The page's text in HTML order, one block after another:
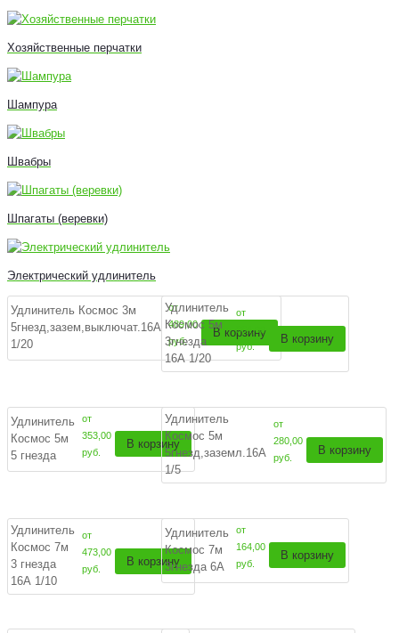
Хозяйственные перчатки
Шампура
Швабры
Шпагаты (веревки)
Электрический удлинитель
Удлинитель Космос 3м
5гнезд,зазем,выключат.16А
1/20
от
489,00
руб.
В корзину
Удлинитель
Космос 5м
3гнезда
16А 1/20
от
364,00
руб.
В корзину
Удлинитель
Космос 5м
5 гнезда
от
353,00
руб.
В корзину
Удлинитель
Космос 5м
5гнезд,заземл.16А
1/5
от
280,00
руб.
В корзину
Удлинитель
Космос 7м
3 гнезда
16А 1/10
от
473,00
руб.
В корзину
Удлинитель
Космос 7м
3гнезда 6А
от
164,00
руб.
В корзину